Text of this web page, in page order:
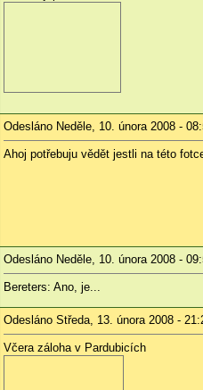
Odesláno Neděle, 10. února 2008 -
Ahoj potřebuju vědět jestli na této
Odesláno Neděle, 10. února 2008 -
Bereters: Ano, je...
Odesláno Středa, 13. února 2008 -
Včera záloha v Pardubicích